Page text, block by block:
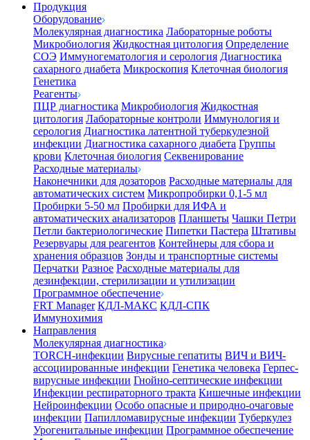
Продукция
Оборудование
Молекулярная диагностика Лабораторные роботы
Микробиология Жидкостная цитология Определение
СОЭ Иммуногематология и серология Диагностика
сахарного диабета Микроскопия Клеточная биология
Генетика
Реагенты
ПЦР диагностика Микробиология Жидкостная
цитология Лабораторные контроли Иммунология и
серология Диагностика латентной туберкулезной
инфекции Диагностика сахарного диабета Группы
крови Клеточная биология Секвенирование
Расходные материалы
Наконечники для дозаторов Расходные материалы для
автоматических систем Микропробирки 0,1-5 мл
Пробирки 5-50 мл Пробирки для ИФА и
автоматических анализаторов Планшеты Чашки Петри
Петли бактериологические Пипетки Пастера Штативы
Резервуары для реагентов Контейнеры для сбора и
хранения образцов Зонды и транспортные системы
Перчатки Разное Расходные материалы для
дезинфекции, стерилизации и утилизации
Программное обеспечение
FRT Manager КДЛ-МАКС КДЛ-СПК
Иммунохимия
Направления
Молекулярная диагностика
TORCH-инфекции Вирусные гепатиты ВИЧ и ВИЧ-
ассоциированные инфекции Генетика человека Герпес-
вирусные инфекции Гнойно-септические инфекции
Инфекции респираторного тракта Кишечные инфекции
Нейроинфекции Особо опасные и природно-очаговые
инфекции Папилломавирусные инфекции Туберкулез
Урогенитальные инфекции Программное обеспечение